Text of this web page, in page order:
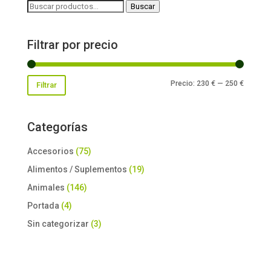
Buscar
Buscar
Filtrar por precio
Precio
Precio
Filtrar Precio: 230 € — 250 €
Categorías
Accesorios (75)
Alimentos / Suplementos (19)
Animales (146)
Portada (4)
Sin categorizar (3)